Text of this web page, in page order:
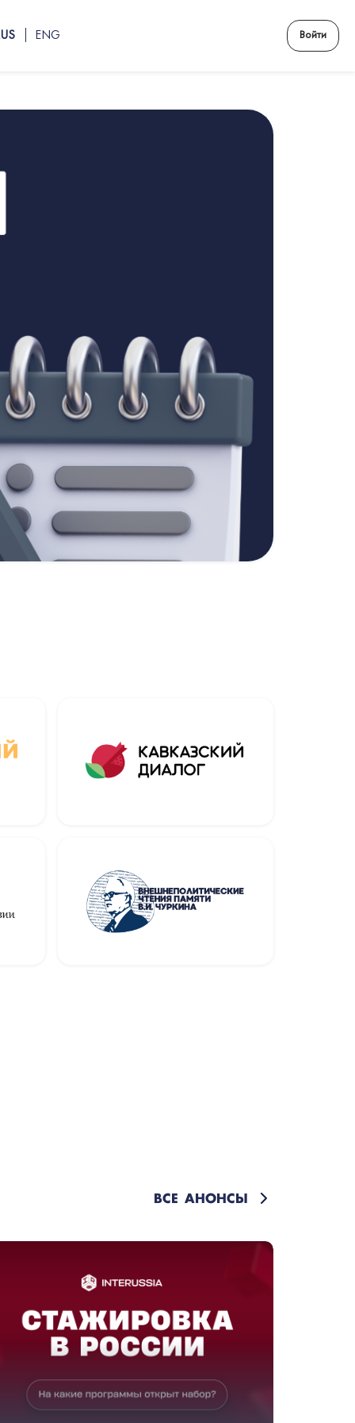
ENG Войти
ВСЕ АНОНСЫ